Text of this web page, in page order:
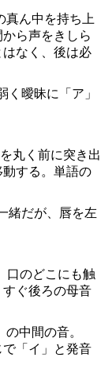
真ん中を持ち上
ら声をきしら
なく、後は必
く曖昧に「ア」
丸く前に突き出
する。単語の
緒だが、唇を左
口のどこにも触
ぐ後ろの母音
中間の音。
で「イ」と発音